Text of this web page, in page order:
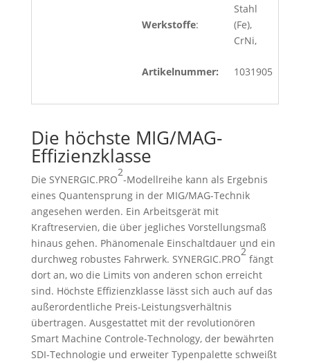
Werkstoffe:
Stahl
(Fe),
CrNi,
Artikelnummer: 1031905
Die höchste MIG/MAG-
Effizienzklasse
Die SYNERGIC.PRO
2
-Modellreihe kann als Ergebnis
eines Quantensprung in der MIG/MAG-Technik
angesehen werden. Ein Arbeitsgerät mit
Kraftreservien, die über jegliches Vorstellungsmaß
hinaus gehen. Phänomenale Einschaltdauer und ein
durchweg robustes Fahrwerk. SYNERGIC.PRO
2
fängt
dort an, wo die Limits von anderen schon erreicht
sind. Höchste Effizienzklasse lässt sich auch auf das
außerordentliche Preis-Leistungsverhältnis
übertragen. Ausgestattet mit der revolutionören
Smart Machine Controle-Technology, der bewährten
SDI-Technologie und erweiter Typenpalette schweißt